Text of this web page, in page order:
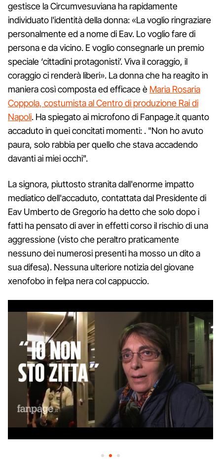
gestisce la Circumvesuviana ha rapidamente
individuato l'identità della donna: «La voglio ringraziare
personalmente ed a nome di Eav. Lo voglio fare di
persona e da vicino. E voglio consegnarle un premio
speciale ‘cittadini protagonisti’. Viva il coraggio, il
coraggio ci renderà liberi». La donna che ha reagito in
maniera così composta ed efficace è Maria Rosaria
Coppola, costumista al Centro di produzione Rai di
Napoli. Ha spiegato ai microfono di Fanpage.it quanto
accaduto in quei concitati momenti: . "Non ho avuto
paura, solo rabbia per quello che stava accadendo
davanti ai miei occhi".
La signora, piuttosto stranita dall'enorme impatto
mediatico dell'accaduto, contattata dal Presidente di
Eav Umberto de Gregorio ha detto che solo dopo i
fatti ha pensato di aver in effetti corso il rischio di una
aggressione (visto che peraltro praticamente
nessuno dei numerosi presenti ha mosso un dito a
sua difesa). Nessuna ulteriore notizia del giovane
xenofobo in felpa nera col cappuccio.